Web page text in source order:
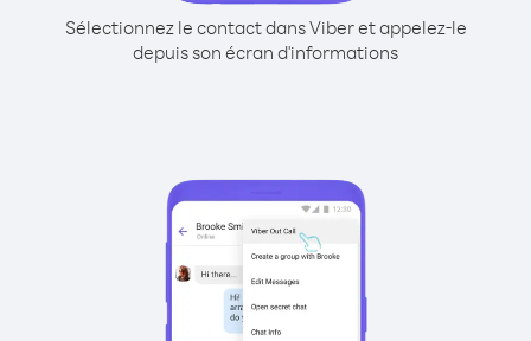
Sélectionnez le contact dans Viber et appelez-le
depuis son écran d'informations